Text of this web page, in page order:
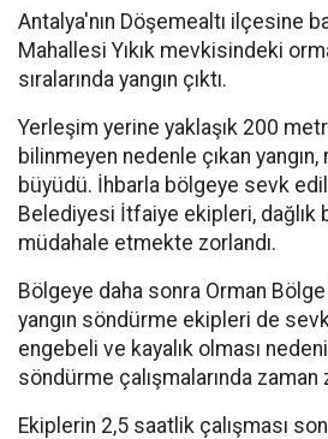
Antalya'nın Döşemealtı ilçesine
Mahallesi Yıkık mevkisindeki
sıralarında yangın çıktı.
Yerleşim yerine yaklaşık 200
bilinmeyen nedenle çıkan
büyüdü. İhbarla bölgeye sevk
Belediyesi İtfaiye ekipleri, dağlık
müdahale etmekte zorlandı.
Bölgeye daha sonra Orman
yangın söndürme ekipleri de
engebeli ve kayalık olması
söndürme çalışmalarında zaman
Ekiplerin 2,5 saatlik çalışması